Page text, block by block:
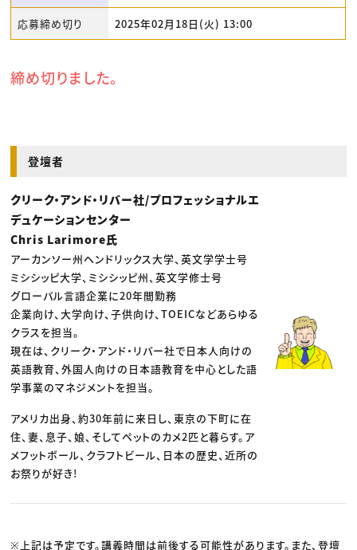
応募締め切り 2025年02月18日(火) 13:00
締め切りました。
登壇者
クリーク・アンド・リバー社/プロフェッショナルエ
デュケーションセンター
Chris Larimore氏
アーカンソー州ヘンドリックス大学、英文学学士号
ミシシッピ大学、ミシシッピ州、英文学修士号
グローバル言語企業に20年間勤務
企業向け、大学向け、子供向け、TOEICなどあらゆる
クラスを担当。
現在は、クリーク・アンド・リバー社で日本人向けの
英語教育、外国人向けの日本語教育を中心とした語
学事業のマネジメントを担当。
アメリカ出身、約30年前に来日し、東京の下町に在
住、妻、息子、娘、そしてペットのカメ2匹と暮らす。ア
メフットボール、クラフトビール、日本の歴史、近所の
お祭りが好き!
※上記は予定です。講義時間は前後する可能性があります。また、登壇